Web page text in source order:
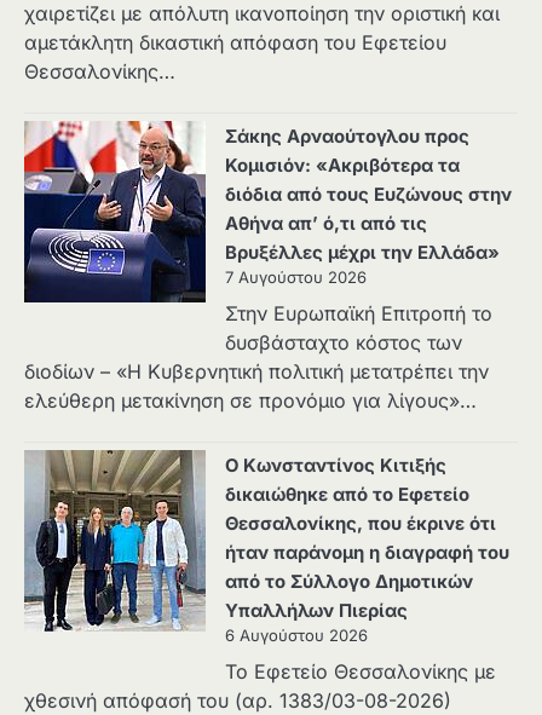
χαιρετίζει με απόλυτη ικανοποίηση την οριστική και
αμετάκλητη δικαστική απόφαση του Εφετείου
Θεσσαλονίκης…
Σάκης Αρναούτογλου προς
Κομισιόν: «Ακριβότερα τα
διόδια από τους Ευζώνους στην
Αθήνα απ’ ό,τι από τις
Βρυξέλλες μέχρι την Ελλάδα»
7 Αυγούστου 2026
Στην Ευρωπαϊκή Επιτροπή το
δυσβάσταχτο κόστος των
διοδίων – «Η Κυβερνητική πολιτική μετατρέπει την
ελεύθερη μετακίνηση σε προνόμιο για λίγους»…
Ο Κωνσταντίνος Κιτιξής
δικαιώθηκε από το Εφετείο
Θεσσαλονίκης, που έκρινε ότι
ήταν παράνομη η διαγραφή του
από το Σύλλογο Δημοτικών
Υπαλλήλων Πιερίας
6 Αυγούστου 2026
Το Εφετείο Θεσσαλονίκης με
χθεσινή απόφασή του (αρ. 1383/03-08-2026)